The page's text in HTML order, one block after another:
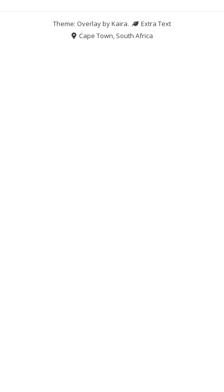
Theme: Overlay byKaira.
Extra Text
Cape Town, South Africa